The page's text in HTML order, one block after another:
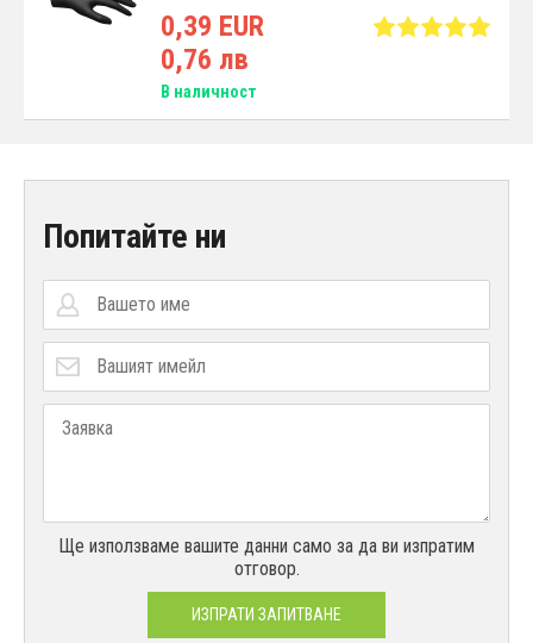
0,39 EUR
0,76 лв
В наличност
Попитайте ни
Ще използваме вашите данни само за да ви изпратим
отговор.
ИЗПРАТИ ЗАПИТВАНЕ